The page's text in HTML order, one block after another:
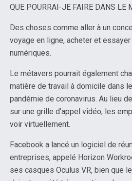
QUE POURRAI-JE FAIRE DANS LE
Des choses comme aller à un
voyage en ligne, acheter et
numériques.
Le métavers pourrait également
matière de travail à domicile dans
pandémie de coronavirus. Au lieu
sur une grille d’appel vidéo, les
voir virtuellement.
Facebook a lancé un logiciel de
entreprises, appelé Horizon
ses casques Oculus VR, bien que